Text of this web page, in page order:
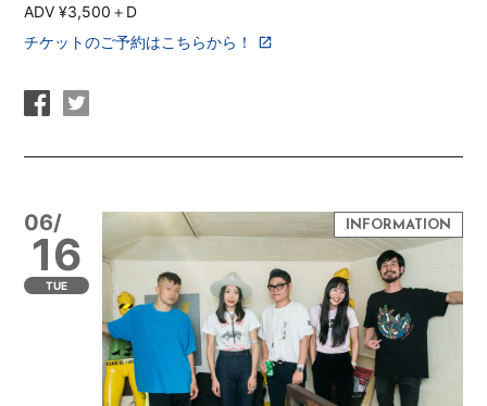
ADV ¥3,500＋D
チケットのご予約はこちらから！
06/
16
TUE